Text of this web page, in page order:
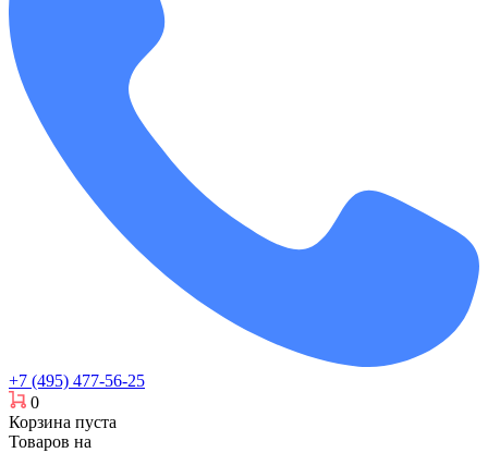
+7 (495) 477-56-25
0
Корзина пуста
Товаров на